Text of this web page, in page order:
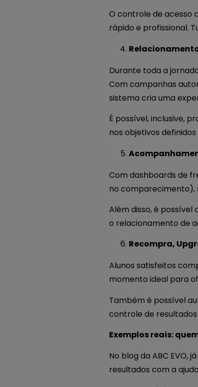
O controle de acesso
rápido e profissional.
Durante toda a
Com campanhas
sistema cria uma
É possível, inclusive,
nos objetivos
Com dashboards de
no comparecimento),
Além disso, é
o relacionamento de
Recompra,
Alunos satisfeitos
momento ideal para
Também é possível
controle de
Exemplos reais:
No blog da ABC EVO,
resultados com a